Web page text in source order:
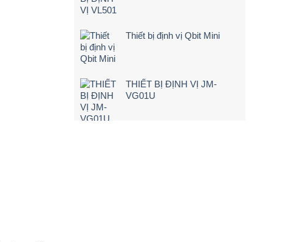
(2026)
Thiết bị định vị Qbit Mini
THIẾT BỊ ĐỊNH VỊ JM-
VG01U